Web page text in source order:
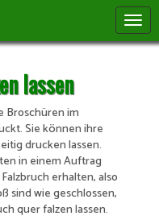
lassen
Broschüren im
Sie können ihre
drucken lassen.
in einem Auftrag
erhalten, also
sind wie geschlossen,
quer falzen lassen.